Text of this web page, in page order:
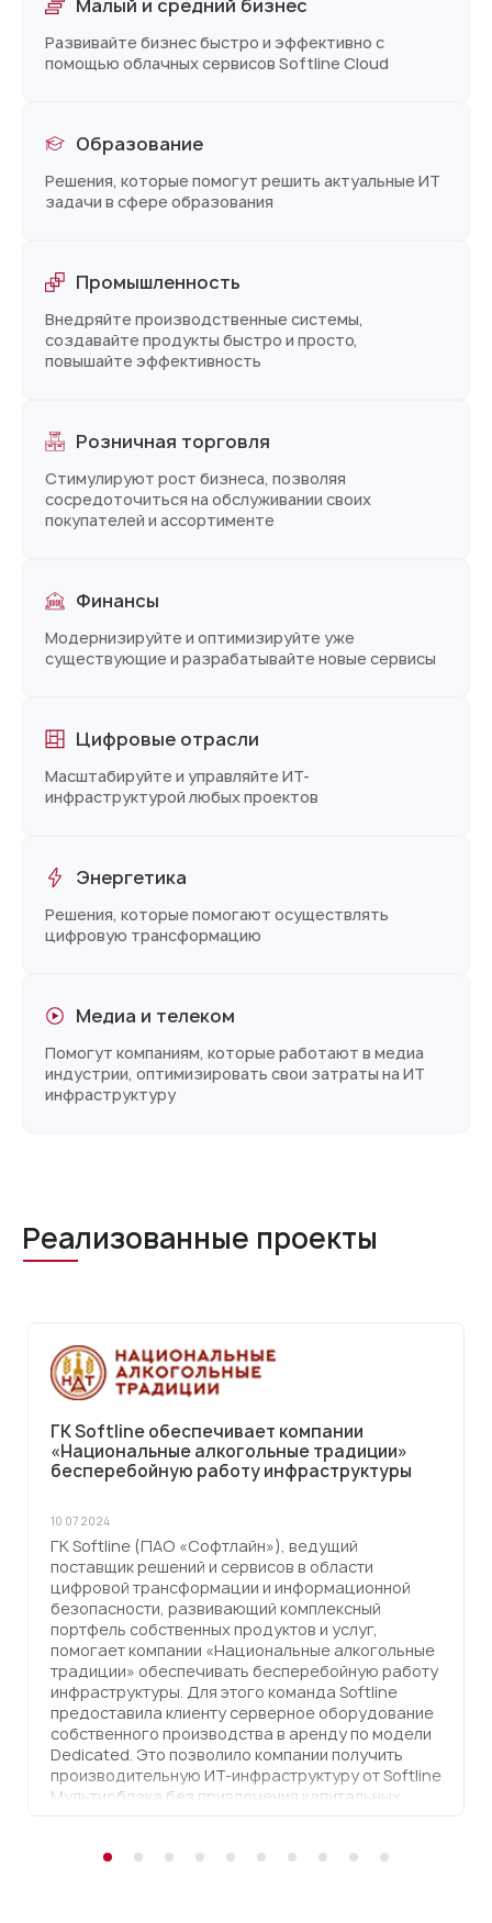
Малый и средний бизнес
Развивайте бизнес быстро и эффективно с
помощью облачных сервисов Softline Cloud
Образование
Решения, которые помогут решить актуальные ИТ
задачи в сфере образования
Промышленность
Внедряйте производственные системы,
создавайте продукты быстро и просто,
повышайте эффективность
Розничная торговля
Стимулируют рост бизнеса, позволяя
сосредоточиться на обслуживании своих
покупателей и ассортименте
Финансы
Модернизируйте и оптимизируйте уже
существующие и разрабатывайте новые сервисы
Цифровые отрасли
Масштабируйте и управляйте ИТ-
инфраструктурой любых проектов
Энергетика
Решения, которые помогают осуществлять
цифровую трансформацию
Медиа и телеком
Помогут компаниям, которые работают в медиа
индустрии, оптимизировать свои затраты на ИТ
инфраструктуру
Реализованные проекты
ГК Softline обеспечивает компании
«Национальные алкогольные традиции»
бесперебойную работу инфраструктуры
10 07 2024
ГК Softline (ПАО «Софтлайн»), ведущий
поставщик решений и сервисов в области
цифровой трансформации и информационной
безопасности, развивающий комплексный
портфель собственных продуктов и услуг,
помогает компании «Национальные алкогольные
традиции» обеспечивать бесперебойную работу
инфраструктуры. Для этого команда Softline
предоставила клиенту серверное оборудование
собственного производства в аренду по модели
Dedicated. Это позволило компании получить
производительную ИТ-инфраструктуру от Softline
Мультиоблака без привлечения капитальных
затрат. Помимо высокопроизводительного
техническую поддержку экспертов ГК Softline в